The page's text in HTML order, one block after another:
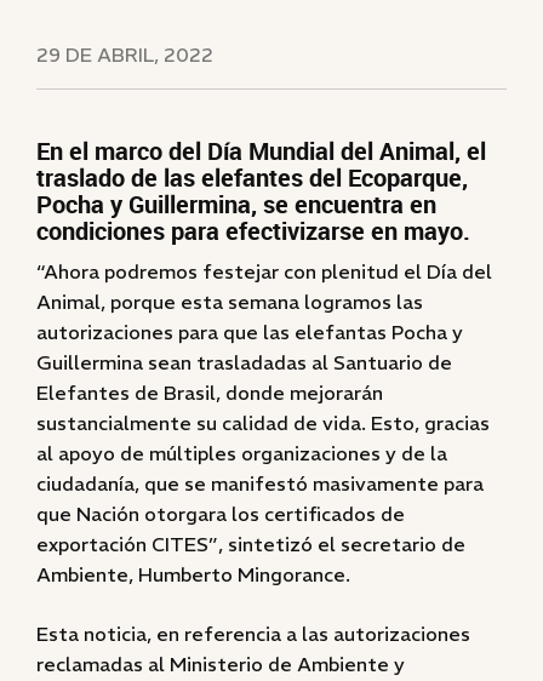
29 DE ABRIL, 2022
En el marco del Día Mundial del Animal, el
traslado de las elefantes del Ecoparque,
Pocha y Guillermina, se encuentra en
condiciones para efectivizarse en mayo.
“Ahora podremos festejar con plenitud el Día del
Animal, porque esta semana logramos las
autorizaciones para que las elefantas Pocha y
Guillermina sean trasladadas al Santuario de
Elefantes de Brasil, donde mejorarán
sustancialmente su calidad de vida. Esto, gracias
al apoyo de múltiples organizaciones y de la
ciudadanía, que se manifestó masivamente para
que Nación otorgara los certificados de
exportación CITES”, sintetizó el secretario de
Ambiente, Humberto Mingorance.
Esta noticia, en referencia a las autorizaciones
reclamadas al Ministerio de Ambiente y